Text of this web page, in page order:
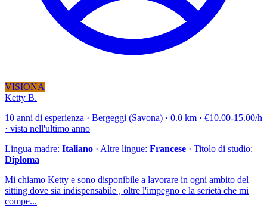
VISIONA
Ketty B.
10 anni di esperienza · Bergeggi (Savona) · 0.0 km · €10.00-15.00/h
· vista nell'ultimo anno
Lingua madre: Italiano · Altre lingue: Francese · Titolo di studio:
Diploma
Mi chiamo Ketty e sono disponibile a lavorare in ogni ambito del
sitting dove sia indispensabile , oltre l'impegno e la serietà che mi
compe...